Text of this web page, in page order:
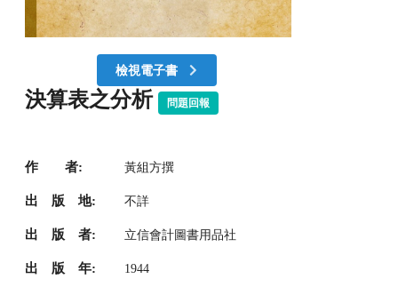
檢視電子書
決算表之分析 問題回報
作 者: 黃組方撰
出 版 地: 不詳
出 版 者: 立信會計圖書用品社
出 版 年: 1944